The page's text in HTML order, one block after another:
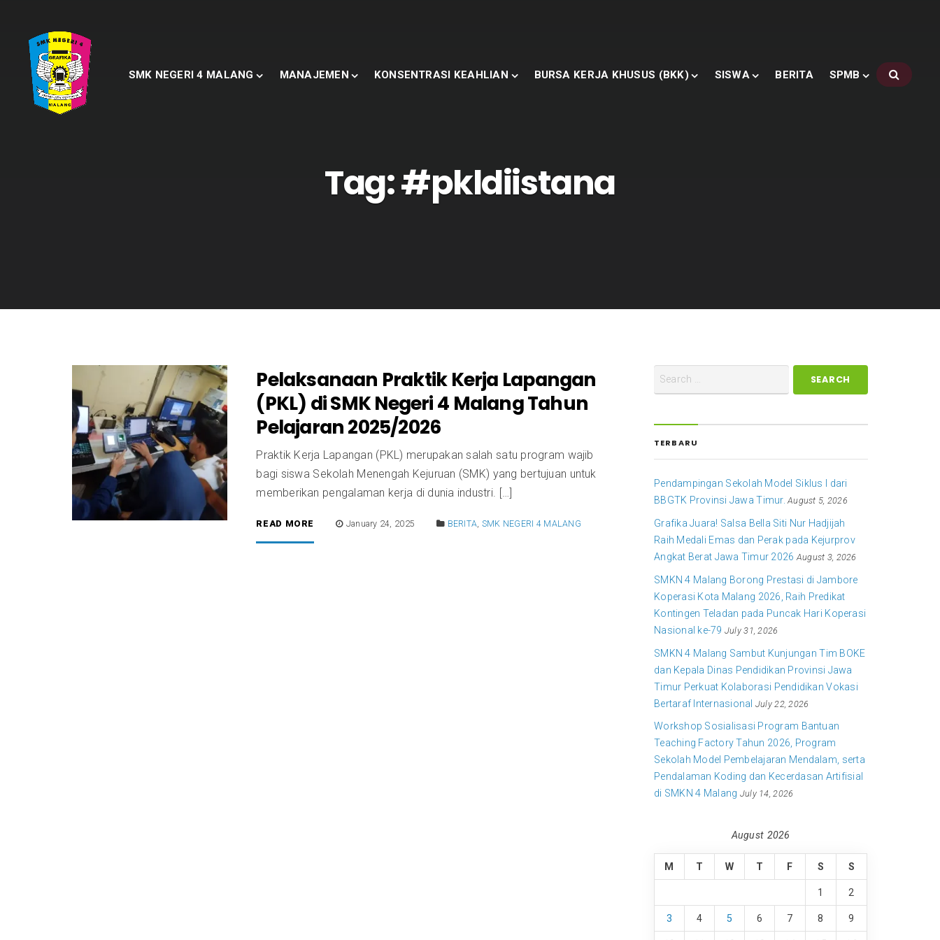
SMK NEGERI 4 MALANG MANAJEMEN KONSENTRASI KEAHLIAN BURSA KERJA KHUSUS (BKK) SISWA BERITA SPMB
Tag:#pkldiistana
Pelaksanaan Praktik Kerja Lapangan
(PKL) di SMK Negeri 4 Malang Tahun
Pelajaran 2025/2026
Praktik Kerja Lapangan (PKL) merupakan salah satu program wajib
bagi siswa Sekolah Menengah Kejuruan (SMK) yang bertujuan untuk
memberikan pengalaman kerja di dunia industri. […]
READ MORE January 24, 2025 BERITA SMK NEGERI 4 MALANG
TERBARU
Pendampingan Sekolah Model Siklus I dari
BBGTK Provinsi Jawa Timur. August 5, 2026
Grafika Juara! Salsa Bella Siti Nur Hadjijah
Raih Medali Emas dan Perak pada Kejurprov
Angkat Berat Jawa Timur 2026 August 3, 2026
SMKN 4 Malang Borong Prestasi di Jambore
Koperasi Kota Malang 2026, Raih Predikat
Kontingen Teladan pada Puncak Hari Koperasi
Nasional ke-79 July 31, 2026
SMKN 4 Malang Sambut Kunjungan Tim BOKE
dan Kepala Dinas Pendidikan Provinsi Jawa
Timur Perkuat Kolaborasi Pendidikan Vokasi
Bertaraf Internasional July 22, 2026
Workshop Sosialisasi Program Bantuan
Teaching Factory Tahun 2026, Program
Sekolah Model Pembelajaran Mendalam, serta
Pendalaman Koding dan Kecerdasan Artifisial
di SMKN 4 Malang July 14, 2026
August 2026
M T W T F S S
1 2
3 4 5 6 7 8 9